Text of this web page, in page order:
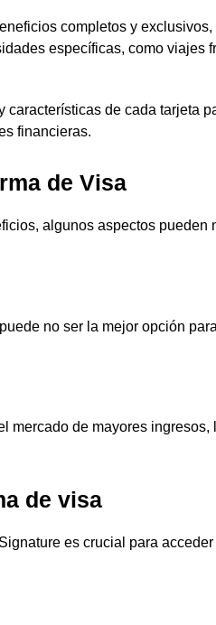
completos y
específicas, como viajes
de cada tarjeta
financieras.
de Visa
algunos aspectos pueden
no ser la mejor opción
mercado de mayores ingresos,
de visa
es crucial para